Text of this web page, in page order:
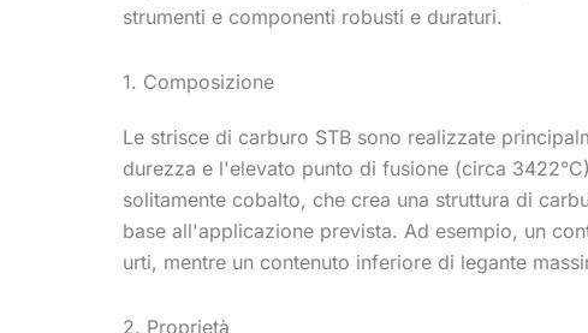
strumenti e componenti robusti e duraturi.
1. Composizione
Le strisce di carburo STB sono realizzate
durezza e l'elevato punto di fusione (circa
solitamente cobalto, che crea una struttura di
base all'applicazione prevista. Ad esempio, un
urti, mentre un contenuto inferiore di legante
2. Proprietà